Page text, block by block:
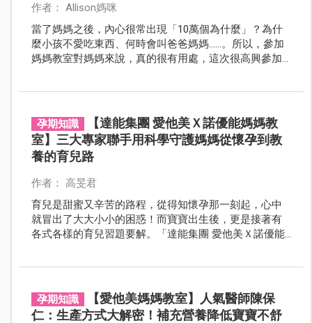
作者： Allison媽咪
當了媽媽之後，內心很常出現「10萬個為什麼」？為什
麼小孩不愛吃東西、何時會叫爸爸媽媽……。所以，參加
媽媽教室對媽媽來說，真的很有用處，這次很高興參加
孕期知識
【達能集團 愛他美Ｘ諾優能媽媽教
室】三大專家聯手用科學守護媽媽從懷孕到教
養的育兒路
作者： 高旻君
育兒是甜蜜又辛苦的路程，從得知懷孕那一刻起，心中
就冒出了大大小小的困惑！而寶寶出生後，更是接著有
各式各樣的育兒習題要解。「達能集團 愛他美Ｘ諾優能
孕期知識
【愛他美媽媽教室】人氣醫師陳保
仁：生產方式大解密！補充營養降低寶寶不舒